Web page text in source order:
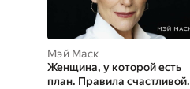
Мэй Маск
Женщина, у которой есть
план. Правила счастливой